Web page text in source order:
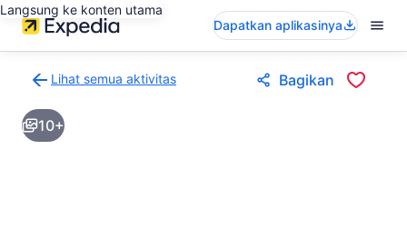
Langsung ke konten utama
Dapatkan aplikasinya
Lihat semua aktivitas
ke
halaman
hasil
Bagikan
10+